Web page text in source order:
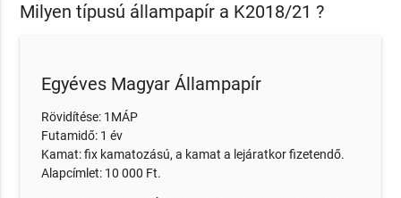
Milyen típusú állampapír a K2018/21 ?
Egyéves Magyar Állampapír
Rövidítése: 1MÁP
Futamidő: 1 év
Kamat: fix kamatozású, a kamat a lejáratkor fizetendő.
Alapcímlet: 10 000 Ft.